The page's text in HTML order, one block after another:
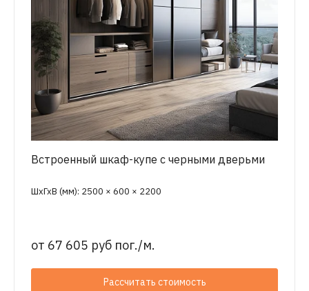
Встроенный шкаф-купе с черными дверьми
ШхГхВ (мм): 2500 × 600 × 2200
от 67 605 руб пог./м.
Рассчитать стоимость